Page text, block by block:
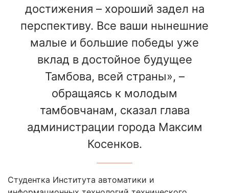
достижения – хороший задел на
перспективу. Все ваши нынешние
малые и большие победы уже
вклад в достойное будущее
Тамбова, всей страны», –
обращаясь к молодым
тамбовчанам, сказал глава
администрации города Максим
Косенков.
Студентка Института автоматики и